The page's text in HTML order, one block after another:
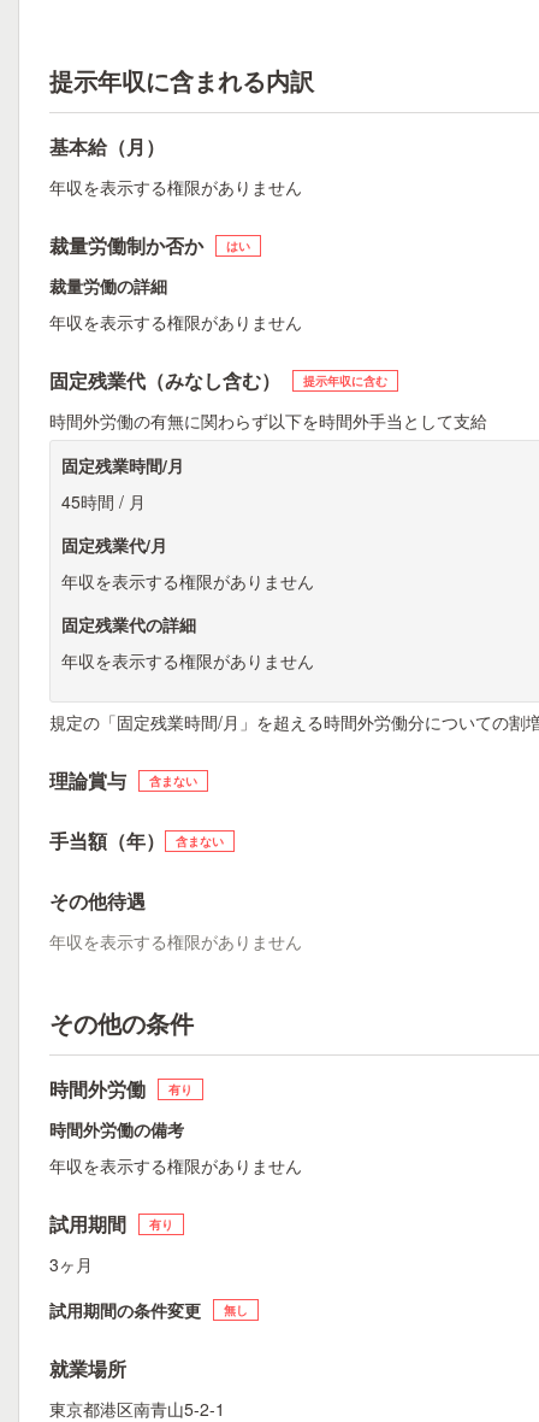
提示年収に含まれる内訳
基本給（月）
年収を表示する権限がありません
裁量労働制か否か はい
裁量労働の詳細
年収を表示する権限がありません
固定残業代（みなし含む） 提示年収に含む
時間外労働の有無に関わらず以下を時間外手当として支給
固定残業時間/月
45時間 / 月
固定残業代/月
年収を表示する権限がありません
固定残業代の詳細
年収を表示する権限がありません
規定の「固定残業時間/月」を超える時間外労働分についての割
理論賞与 含まない
手当額（年） 含まない
その他待遇
年収を表示する権限がありません
その他の条件
時間外労働 有り
時間外労働の備考
年収を表示する権限がありません
試用期間 有り
3ヶ月
試用期間の条件変更
無し
就業場所
東京都港区南青山5-2-1